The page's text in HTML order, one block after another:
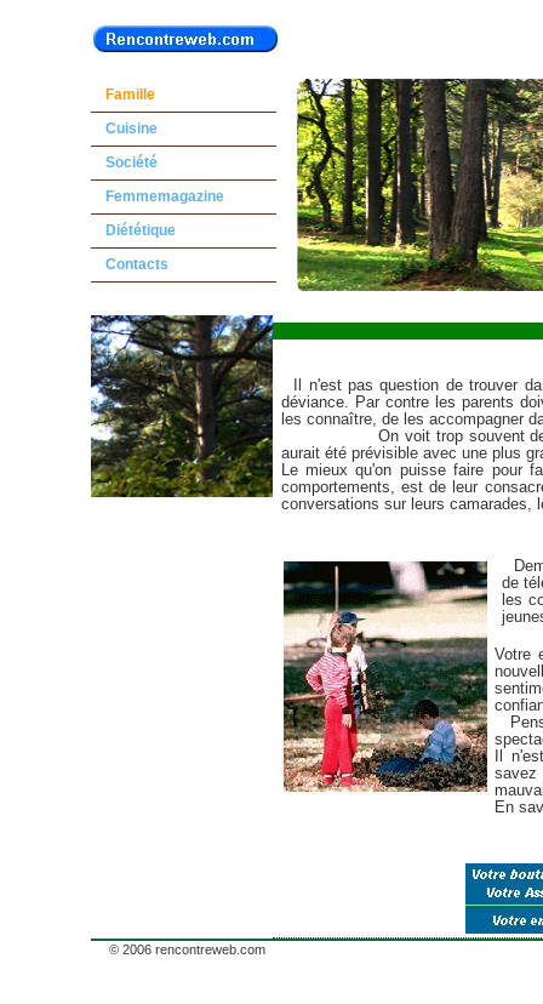
Famille
Cuisine
Société
Femmemagazine
Diététique
Contacts
Il n'est pas question de trouver
déviance. Par contre les parents
les connaître, de les accompagner
On voit trop souvent des
aurait été prévisible avec une plus
Le mieux qu'on puisse faire pour
comportements, est de leur
conversations sur leurs camarades,
de
les
Votre
Il
En
© 2006 rencontreweb.com